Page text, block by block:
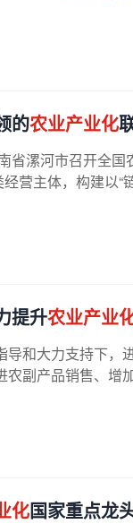
的农业产业化
省漯河市召开全
营主体，构建以“
提升农业产业
和大力支持下
副产品销售、增
化国家重点龙